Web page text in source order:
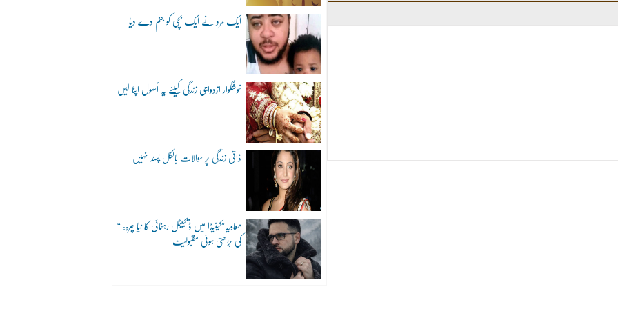
ایک مرد نے ایک بچی کو جنم دے دیا
خوشگوار ازدواجی زندگی کیلئے یہ اُصول اپنا لیں
ذاتی زندگی پر سوالات بالکل پسند نہیں
“معاویہ”کینیڈا میں ڈیجیٹل رہنمائی کا نیا چہرہ:
کی بڑھتی ہوئی مقبولیت